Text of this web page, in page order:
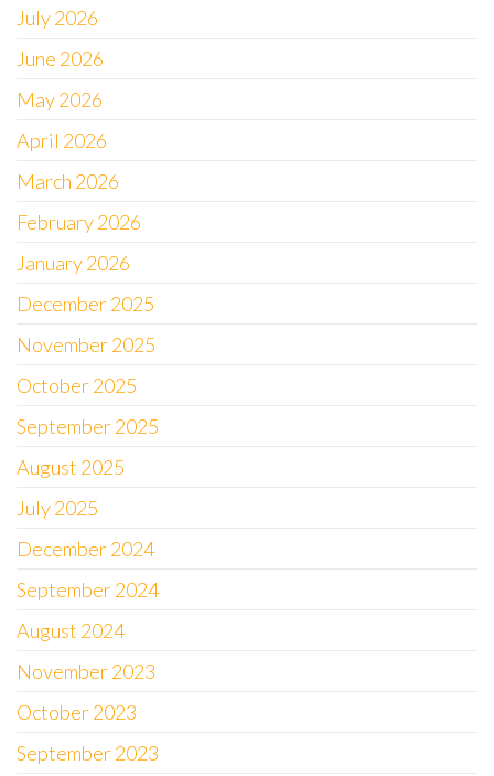
July 2026
June 2026
May 2026
April 2026
March 2026
February 2026
January 2026
December 2025
November 2025
October 2025
September 2025
August 2025
July 2025
December 2024
September 2024
August 2024
November 2023
October 2023
September 2023